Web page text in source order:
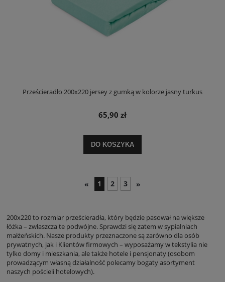
Prześcieradło 200x220 jersey z gumką w kolorze jasny turkus
65,90 zł
DO KOSZYKA
« 1 2 3 »
200x220 to rozmiar prześcieradła, który będzie pasował na większe
łóżka – zwłaszcza te podwójne. Sprawdzi się zatem w sypialniach
małżeńskich. Nasze produkty przeznaczone są zarówno dla osób
prywatnych, jak i Klientów firmowych – wyposażamy w tekstylia nie
tylko domy i mieszkania, ale także hotele i pensjonaty (osobom
prowadzącym własną działalność polecamy bogaty asortyment
naszych pościeli hotelowych).